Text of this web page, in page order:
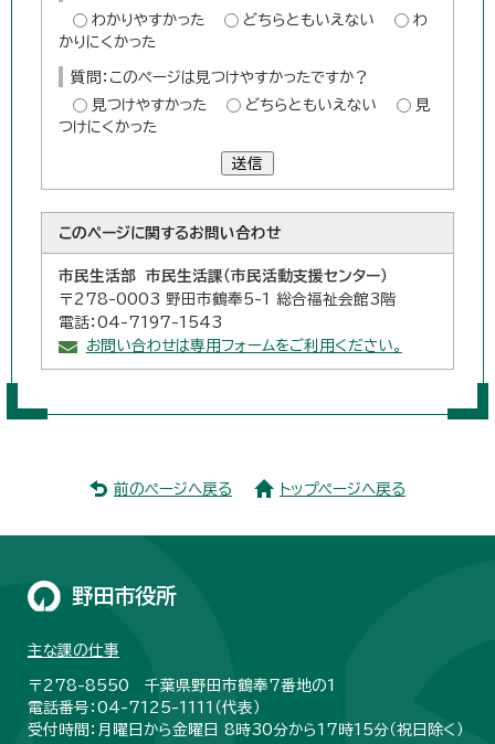
わかりやすかった
どちらともいえない
わ
かりにくかった
質問：このページは見つけやすかったですか？
見つけやすかった
どちらともいえない
見
つけにくかった
送信
このページに関するお問い合わせ
市民生活部 市民生活課（市民活動支援センター）
〒278-0003 野田市鶴奉5-1 総合福祉会館3階
電話：04-7197-1543
お問い合わせは専用フォームをご利用ください。
前のページへ戻る トップページへ戻る
野田市役所
主な課の仕事
〒278-8550 千葉県野田市鶴奉7番地の1
電話番号：04-7125-1111（代表）
受付時間：月曜日から金曜日 8時30分から17時15分（祝日除く）